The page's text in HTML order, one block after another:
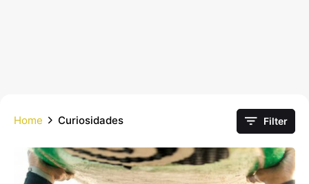
Home Curiosidades Filter